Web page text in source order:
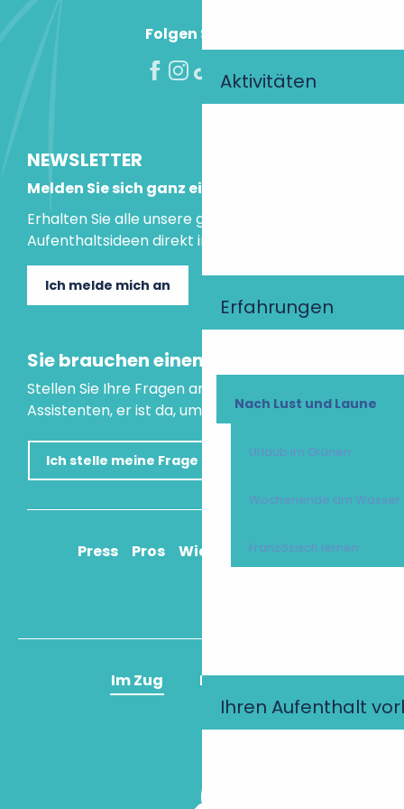
Aktivitäten
Erfahrungen
Nach Lust und Laune
Urlaub im Grünen
Wochenende am Wasser
Französisch lernen
Ihren Aufenthalt
Folgen Sie uns!
NEWSLETTER
Melden Sie sich ganz einfach an!
Erhalten Sie alle unsere guten Tipps und
Aufenthaltsideen direkt in Ihre Mailbox.
Ich melde mich an
Sie brauchen einen Rat?
Stellen Sie Ihre Fragen an unseren virtuellen
Assistenten, er ist da, um Ihnen zu helfen.
Ich stelle meine Frage
Press Pros Wie komme ich an?
Im Zug Im Flugzeug